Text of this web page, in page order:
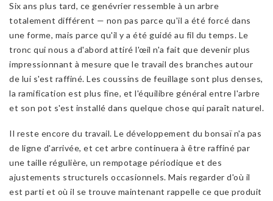
Six ans plus tard, ce genévrier ressemble à un arbre
totalement différent — non pas parce qu'il a été forcé dans
une forme, mais parce qu'il y a été guidé au fil du temps. Le
tronc qui nous a d'abord attiré l'œil n'a fait que devenir plus
impressionnant à mesure que le travail des branches autour
de lui s'est raffiné. Les coussins de feuillage sont plus denses,
la ramification est plus fine, et l'équilibre général entre l'arbre
et son pot s'est installé dans quelque chose qui paraît naturel.
Il reste encore du travail. Le développement du bonsaï n'a pas
de ligne d'arrivée, et cet arbre continuera à être raffiné par
une taille régulière, un rempotage périodique et des
ajustements structurels occasionnels. Mais regarder d'où il
est parti et où il se trouve maintenant rappelle ce que produit